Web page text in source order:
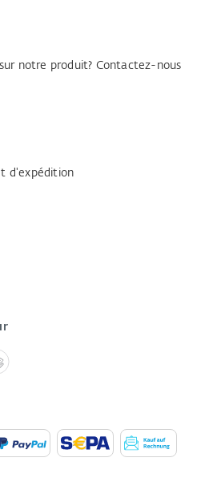
notre produit? Contactez-nous
d'expédition